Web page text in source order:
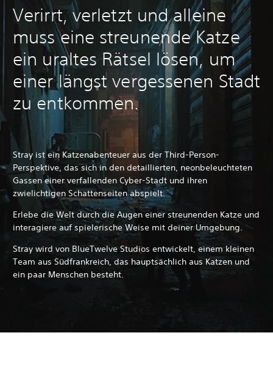
Verirrt, verletzt und alleine
muss eine streunende Katze
ein uraltes Rätsel lösen, um
einer längst vergessenen Stadt
zu entkommen.
Stray ist ein Katzenabenteuer aus der Third-Person-
Perspektive, das sich in den detaillierten, neonbeleuchteten
Gassen einer verfallenden Cyber-Stadt und ihren
zwielichtigen Schattenseiten abspielt.
Erlebe die Welt durch die Augen einer streunenden Katze und
interagiere auf spielerische Weise mit deiner Umgebung.
Stray wird von BlueTwelve Studios entwickelt, einem kleinen
Team aus Südfrankreich, das hauptsächlich aus Katzen und
ein paar Menschen besteht.